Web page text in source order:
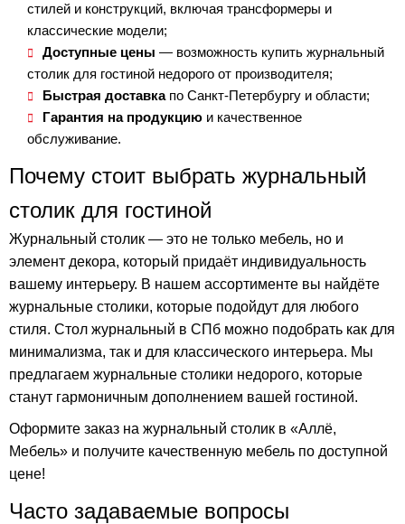
стилей и конструкций, включая трансформеры и
классические модели;
Доступные цены — возможность купить журнальный
столик для гостиной недорого от производителя;
Быстрая доставкапо Санкт-Петербургу и области;
Гарантия на продукцию и качественное
обслуживание.
Почему стоит выбрать журнальный
столик для гостиной
Журнальный столик — это не только мебель, но и
элемент декора, который придаёт индивидуальность
вашему интерьеру. В нашем ассортименте вы найдёте
журнальные столики, которые подойдут для любого
стиля. Стол журнальный в СПб можно подобрать как для
минимализма, так и для классического интерьера. Мы
предлагаем журнальные столики недорого, которые
станут гармоничным дополнением вашей гостиной.
Оформите заказ на журнальный столик в «Аллё,
Мебель» и получите качественную мебель по доступной
цене!
Часто задаваемые вопросы